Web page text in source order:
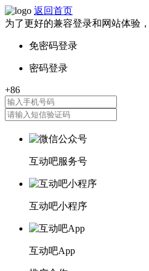
返回首页
为了更好的兼容登录和网站体验
互动吧服务号
互动吧小程序
互动吧App